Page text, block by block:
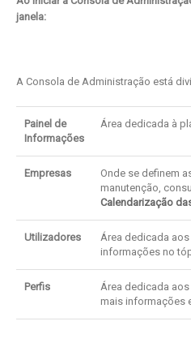
janela:
A Consola de Administração está
Painel de
Informações
Área dedicada à
Empresas
Onde se definem
manutenção,
Calendarização
Utilizadores
Área dedicada
informações no
Perfis
Área dedicada
mais informações